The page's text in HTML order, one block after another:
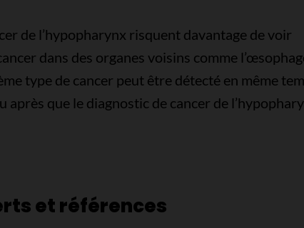
de l’hypopharynx risquent davantage de voir
dans des organes voisins comme
type de cancer peut être détecté en même
après que le diagnostic de cancer de
et références